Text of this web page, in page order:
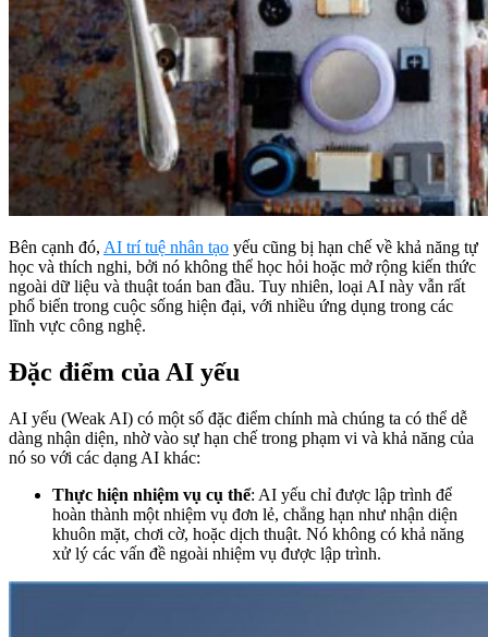
Bên cạnh đó, AI trí tuệ nhân tạo yếu cũng bị hạn chế về khả năng tự
học và thích nghi, bởi nó không thể học hỏi hoặc mở rộng kiến thức
ngoài dữ liệu và thuật toán ban đầu. Tuy nhiên, loại AI này vẫn rất
phổ biến trong cuộc sống hiện đại, với nhiều ứng dụng trong các
lĩnh vực công nghệ.
Đặc điểm của AI yếu
AI yếu (Weak AI) có một số đặc điểm chính mà chúng ta có thể dễ
dàng nhận diện, nhờ vào sự hạn chế trong phạm vi và khả năng của
nó so với các dạng AI khác:
Thực hiện nhiệm vụ cụ thể: AI yếu chỉ được lập trình để
hoàn thành một nhiệm vụ đơn lẻ, chẳng hạn như nhận diện
khuôn mặt, chơi cờ, hoặc dịch thuật. Nó không có khả năng
xử lý các vấn đề ngoài nhiệm vụ được lập trình.